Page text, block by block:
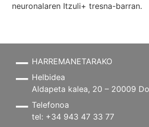
neuronalaren Itzuli+ tresna-barran.
HARREMANETARAKO
Helbidea
Aldapeta kalea, 20 – 20009
Telefonoa
tel: +34 943 47 33 77